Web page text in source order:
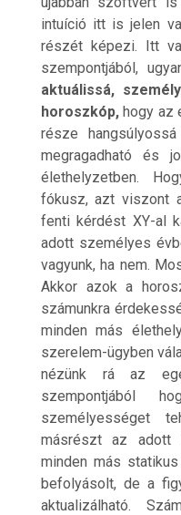
intuíció itt is jelen
részét képezi. Itt
szempontjából,
aktuálissá,
horoszkóp,hogy az
része
megragadható és
élethelyzetben.
fókusz, azt viszont
fenti kérdést XY-al
adott személyes
vagyunk, ha nem.
Akkor azok a
számunkra
minden más
szerelem-ügyben
nézünk rá az
személyességet
másrészt az adott
minden más
befolyásolt, de a
aktualizálható.